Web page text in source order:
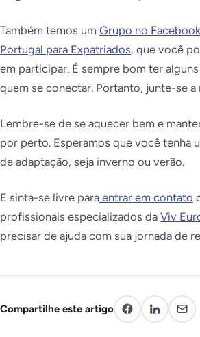
Também temos um Grupo no
Portugal para Expatriados, que você
em participar. É sempre bom ter
quem se conectar. Portanto, junte-se a
Lembre-se de se aquecer bem e
por perto. Esperamos que você tenha
de adaptação, seja inverno ou verão.
E sinta-se livre para entrar em contato
profissionais especializados da Viv
precisar de ajuda com sua jornada de
Compartilhe este artigo